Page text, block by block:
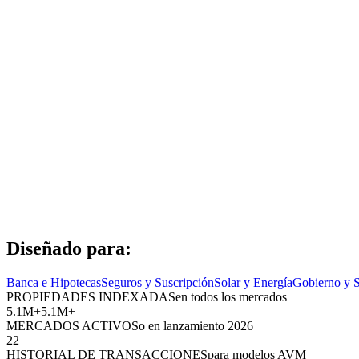
Diseñado para:
Banca e HipotecasSeguros y SuscripciónSolar y EnergíaGobierno y
PROPIEDADES INDEXADASen todos los mercados
5.1M+5.1M+
MERCADOS ACTIVOSo en lanzamiento 2026
22
HISTORIAL DE TRANSACCIONESpara modelos AVM